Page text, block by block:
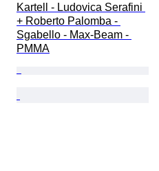
Kartell - Ludovica Serafini
+ Roberto Palomba -
Sgabello - Max-Beam -
PMMA